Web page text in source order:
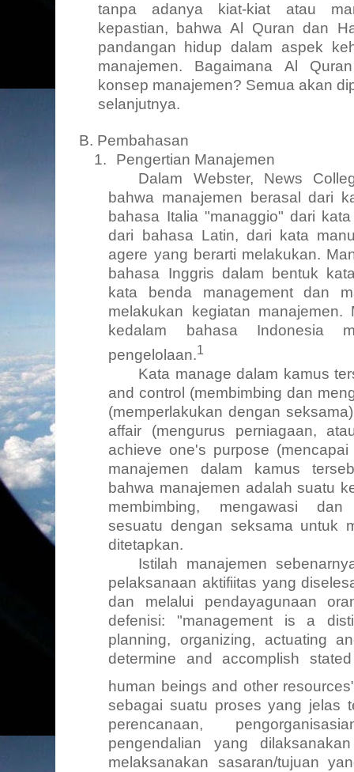
tanpa adanya kiat-kiat atau
kepastian, bahwa Al Quran dan
pandangan hidup dalam aspek
manajemen. Bagaimana Al
konsep manajemen? Semua akan
selanjutnya.
B. Pembahasan
1.
Pengertian Manajemen
Dalam Webster, News
bahwa manajemen berasal dari
bahasa Italia "managgio"dari
dari bahasa Latin, dari kata
agere yang berarti melakukan.
bahasa Inggris dalam bentuk
kata benda managementdan
melakukan kegiatan manajemen.
kedalam bahasa Indonesia
pengelolaan.1
Kata managedalam kamus
and control (membimbing dan
(memperlakukan dengan
affair (mengurus perniagaan,
achieve one's purpose
manajemen dalam kamus
bahwa manajemen adalah suatu
membimbing, mengawasi dan
sesuatu dengan seksama untuk
ditetapkan.
Istilah manajemen
pelaksanaan aktifiitas yang
dan melalui pendayagunaan
defenisi:"management is a
planning, organizing, actuating
determine and accomplish
human beings and other
sebagaisuatu prosesyang jelas
perencanaan,
pengendalian yang
melaksanakan sasaran/tujuan